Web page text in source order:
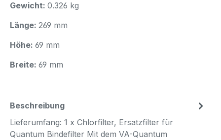
Gewicht: 0.326 kg
Länge: 269 mm
Höhe: 69 mm
Breite: 69 mm
Beschreibung
Lieferumfang: 1 x Chlorfilter, Ersatzfilter für
Quantum Bindefilter Mit dem VA-Quantum